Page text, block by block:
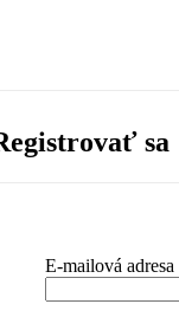
sa
E-mailová adresa